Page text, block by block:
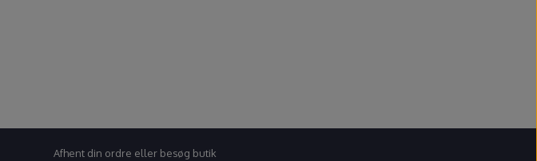
Afhent din ordre eller besøg butik